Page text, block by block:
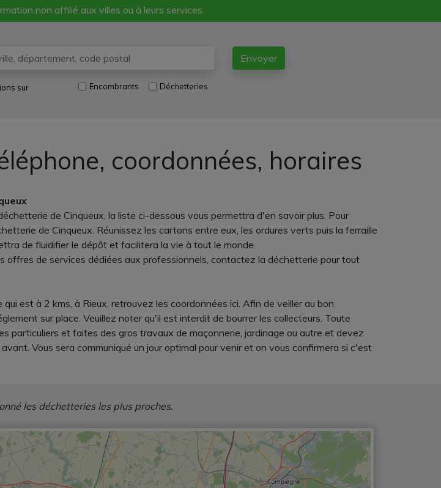
non affilié aux villes ou à leurs services.
Envoyer
sur Encombrants Déchetteries
coordonnées, horaires
de Cinqueux, la liste ci-dessous vous permettra d'en savoir plus. Pour
de Cinqueux. Réunissez les cartons entre eux, les ordures verts puis la ferraille
de fluidifier le dépôt et facilitera la vie à tout le monde.
offres de services dédiées aux professionnels, contactez la déchetterie pour tout
est à 2 kms, à Rieux, retrouvez les coordonnées ici. Afin de veiller au bon
sur place. Veuillez noter qu'il est interdit de bourrer les collecteurs. Toute
particuliers et faites des gros travaux de maçonnerie, jardinage ou autre et devez
Vous sera communiqué un jour optimal pour venir et on vous confirmera si c'est
les déchetteries les plus proches.